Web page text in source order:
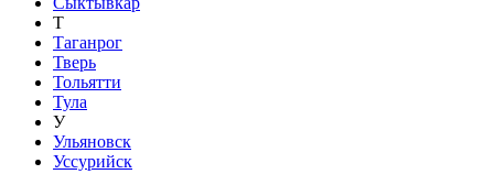
Т
Таганрог
Тверь
Тольятти
Тула
У
Ульяновск
Уссурийск